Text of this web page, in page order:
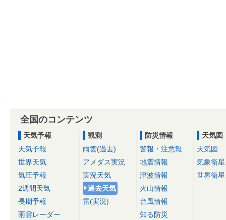
全国のコンテンツ
天気予報
天気予報
世界天気
気圧予報
2週間天気
長期予報
雨雲レーダー
観測
雨雲(過去)
アメダス実況
実況天気
過去天気
雷(実況)
防災情報
警報・注意報
地震情報
津波情報
火山情報
台風情報
知る防災
天気図
天気図
気象衛星
世界衛星